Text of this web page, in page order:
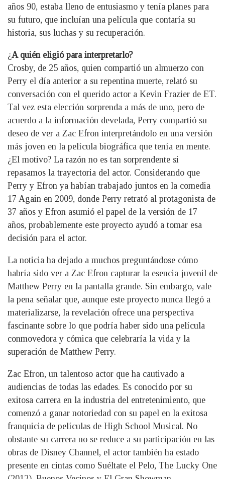
años 90, estaba lleno de entusiasmo y tenía planes para
su futuro, que incluían una película que contaría su
historia, sus luchas y su recuperación.
¿A quién eligió para interpretarlo?
Crosby, de 25 años, quien compartió un almuerzo con
Perry el día anterior a su repentina muerte, relató su
conversación con el querido actor a Kevin Frazier de ET.
Tal vez esta elección sorprenda a más de uno, pero de
acuerdo a la información develada, Perry compartió su
deseo de ver a Zac Efron interpretándolo en una versión
más joven en la película biográfica que tenía en mente.
¿El motivo? La razón no es tan sorprendente si
repasamos la trayectoria del actor. Considerando que
Perry y Efron ya habían trabajado juntos en la comedia
17 Again en 2009, donde Perry retrató al protagonista de
37 años y Efron asumió el papel de la versión de 17
años, probablemente este proyecto ayudó a tomar esa
decisión para el actor.
La noticia ha dejado a muchos preguntándose cómo
habría sido ver a Zac Efron capturar la esencia juvenil de
Matthew Perry en la pantalla grande. Sin embargo, vale
la pena señalar que, aunque este proyecto nunca llegó a
materializarse, la revelación ofrece una perspectiva
fascinante sobre lo que podría haber sido una película
conmovedora y cómica que celebraría la vida y la
superación de Matthew Perry.
Zac Efron, un talentoso actor que ha cautivado a
audiencias de todas las edades. Es conocido por su
exitosa carrera en la industria del entretenimiento, que
comenzó a ganar notoriedad con su papel en la exitosa
franquicia de películas de High School Musical. No
obstante su carrera no se reduce a su participación en las
obras de Disney Channel, el actor también ha estado
presente en cintas como Suéltate el Pelo, The Lucky One